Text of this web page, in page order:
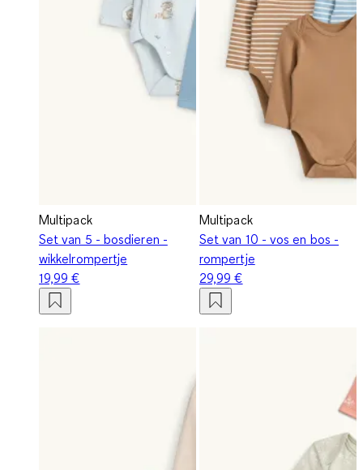
Multipack
Set van 5 - bosdieren -
wikkelrompertje
19,99 €
Multipack
Set van 10 - vos en bos -
rompertje
29,99 €